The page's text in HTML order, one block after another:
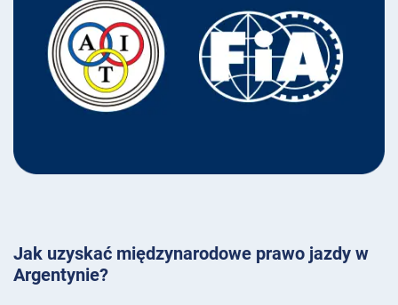
Jak uzyskać międzynarodowe prawo jazdy w
Argentynie?